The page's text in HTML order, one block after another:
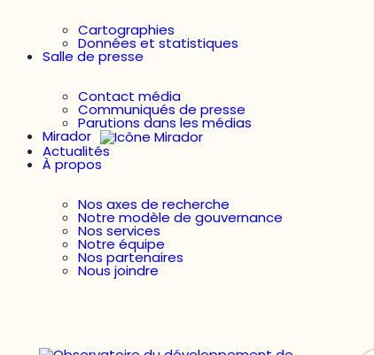
Cartographies
Données et statistiques
Salle de presse
Contact média
Communiqués de presse
Parutions dans les médias
Mirador
Actualités
À propos
Nos axes de recherche
Notre modèle de gouvernance
Nos services
Notre équipe
Nos partenaires
Nous joindre